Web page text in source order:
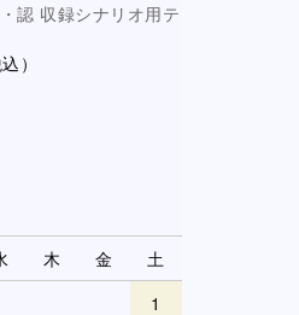
認 収録シナリオ用テ
）
木 金
土
1